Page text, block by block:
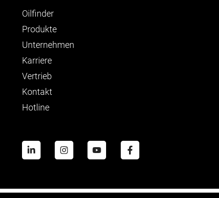
Oilfinder
Produkte
Unternehmen
Karriere
Vertrieb
Kontakt
Hotline